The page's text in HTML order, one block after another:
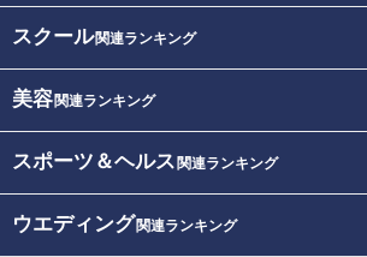
スクール関連ランキング
美容関連ランキング
スポーツ＆ヘルス 関連ランキング
ウエディング関連ランキング